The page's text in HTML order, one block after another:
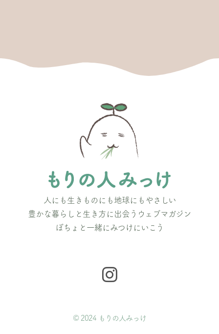
人にも生きものにも地球にもやさしい
豊かな暮らしと生き方に出会うウェブマガジン
ぽちょと一緒にみつけにいこう
© 2024 もりの人みっけ